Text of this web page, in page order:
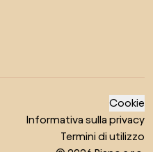
Cookie
Informativa sulla privacy
Termini di utilizzo